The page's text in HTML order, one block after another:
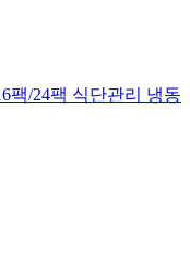
팩/24팩 식단관리 냉동